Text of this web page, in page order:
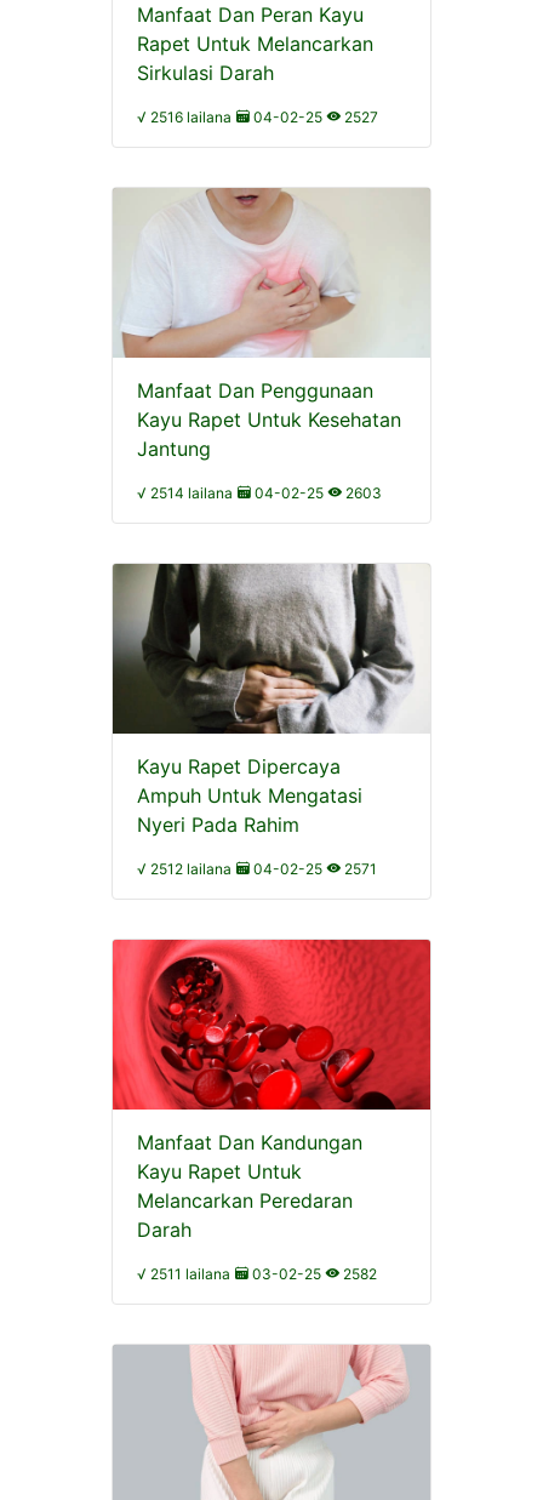
Manfaat Dan Peran Kayu
Rapet Untuk Melancarkan
Sirkulasi Darah
√ 2516 lailana 04-02-25 2527
Manfaat Dan Penggunaan
Kayu Rapet Untuk Kesehatan
Jantung
√ 2514 lailana 04-02-25 2603
Kayu Rapet Dipercaya
Ampuh Untuk Mengatasi
Nyeri Pada Rahim
√ 2512 lailana 04-02-25 2571
Manfaat Dan Kandungan
Kayu Rapet Untuk
Melancarkan Peredaran
Darah
√ 2511 lailana 03-02-25 2582